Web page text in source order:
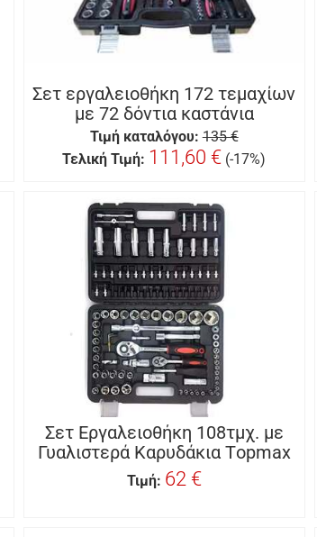
Σετ εργαλειοθήκη 172 τεμαχίων
με 72 δόντια καστάνια
Τιμή καταλόγου: 135 €
Τελική Τιμή: 111,60 € (-17%)
Σετ Εργαλειοθήκη 108τμχ. με
Γυαλιστερά Καρυδάκια Τopmax
Τιμή: 62 €